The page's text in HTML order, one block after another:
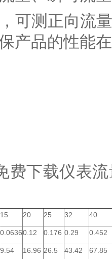
可测正向流
产品的性能
下载仪表
15 20 25 32 40
0.06360.12 0.176 0.29 0.452
9.54 16.96 26.5 43.42 67.85